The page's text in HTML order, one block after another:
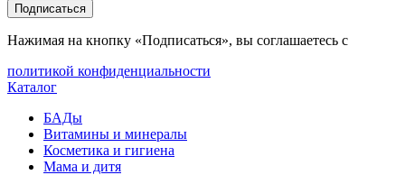
Подписаться
Нажимая на кнопку «Подписаться», вы соглашаетесь с
политикой конфиденциальности
Каталог
БАДы
Витамины и минералы
Косметика и гигиена
Мама и дитя